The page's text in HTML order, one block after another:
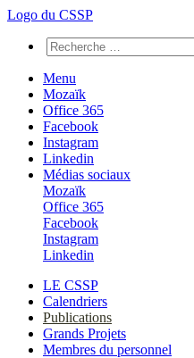
Logo du CSSP
Menu
Mozaïk
Office 365
Facebook
Instagram
Linkedin
Médias sociaux
Mozaïk
Office 365
Facebook
Instagram
Linkedin
LE CSSP
Calendriers
Publications
Grands Projets
Membres du personnel